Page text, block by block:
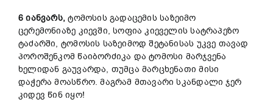
6 იანვარს, ტომოსის გადაცემის საზეიმო
ცერემონიაზე კიევში, სოფია კიეველის სატრაპეზო
ტაძარში, ტომოსის საზეიმოდ შეტანისას უკვე თავად
პოროშენკომ წაიბორძიკა და ტომოსი მარჯვენა
ხელიდან გაუვარდა, თუმცა მარცხენათი მისი
დაჭერა მოასწრო. მაგრამ მთავარი სკანდალი ჯერ
კიდევ წინ იყო!